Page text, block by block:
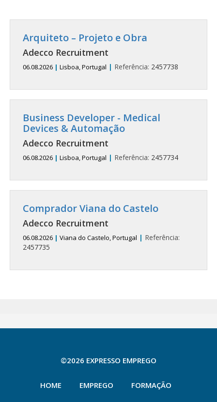
Arquiteto – Projeto e Obra
Adecco Recruitment
06.08.2026 | Lisboa, Portugal | Referência: 2457738
Business Developer - Medical
Devices & Automação
Adecco Recruitment
06.08.2026 | Lisboa, Portugal | Referência: 2457734
Comprador Viana do Castelo
Adecco Recruitment
06.08.2026 | Viana do Castelo, Portugal | Referência:
2457735
©2026 EXPRESSO EMPREGO
HOME EMPREGO FORMAÇÃO